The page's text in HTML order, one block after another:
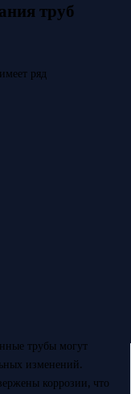
труб
ряд
трубы могут
изменений.
коррозии, что